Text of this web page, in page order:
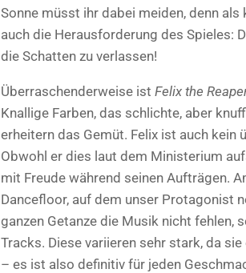
Sonne müsst ihr dabei meiden, denn
auch die Herausforderung des Spieles:
die Schatten zu verlassen!
Überraschenderweise ist Felix the
Knallige Farben, das schlichte, aber
erheitern das Gemüt. Felix ist auch kein
Obwohl er dies laut dem Ministerium
mit Freude während seinen Aufträgen.
Dancefloor, auf dem unser Protagonist
ganzen Getanze die Musik nicht fehlen,
Tracks. Diese variieren sehr stark, da
– es ist also definitiv für jeden